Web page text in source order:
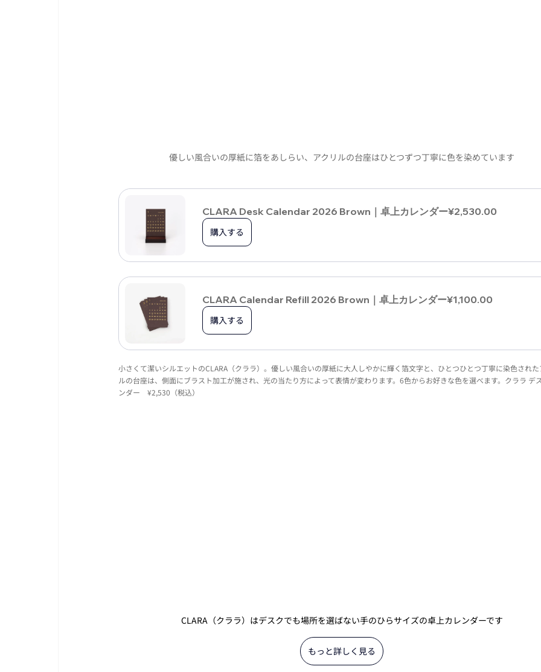
優しい風合いの厚紙に箔をあしらい、アクリルの台座はひとつずつ丁寧に色を染めています
CLARA Desk Calendar 2026 Brown｜卓上カレンダー¥2,530.00
購入する
CLARA Calendar Refill 2026 Brown｜卓上カレンダー¥1,100.00
購入する
小さくて潔いシルエットのCLARA（クララ）。優しい風合いの厚紙に大人しやかに輝く箔文字と、ひとつひとつ丁寧に染色された
ルの台座は、側面にブラスト加工が施され、光の当たり方によって表情が変わります。6色からお好きな色を選べます。クララ デ
ンダー　¥2,530（税込）
CLARA（クララ）はデスクでも場所を選ばない手のひらサイズの卓上カレンダーです
もっと詳しく見る